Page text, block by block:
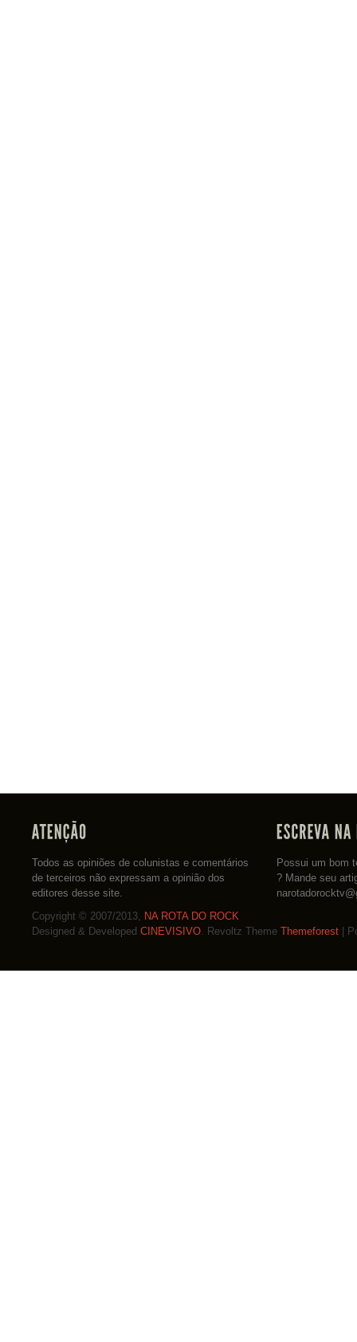
Todos as opiniões de colunistas e comentários
de terceiros não expressam a opinião dos
editores desse site.
Possui um bom
? Mande seu
Copyright © 2007/2013, NA ROTA DO ROCK
Designed & Developed CINEVISIVO. Revoltz Theme Themeforest |